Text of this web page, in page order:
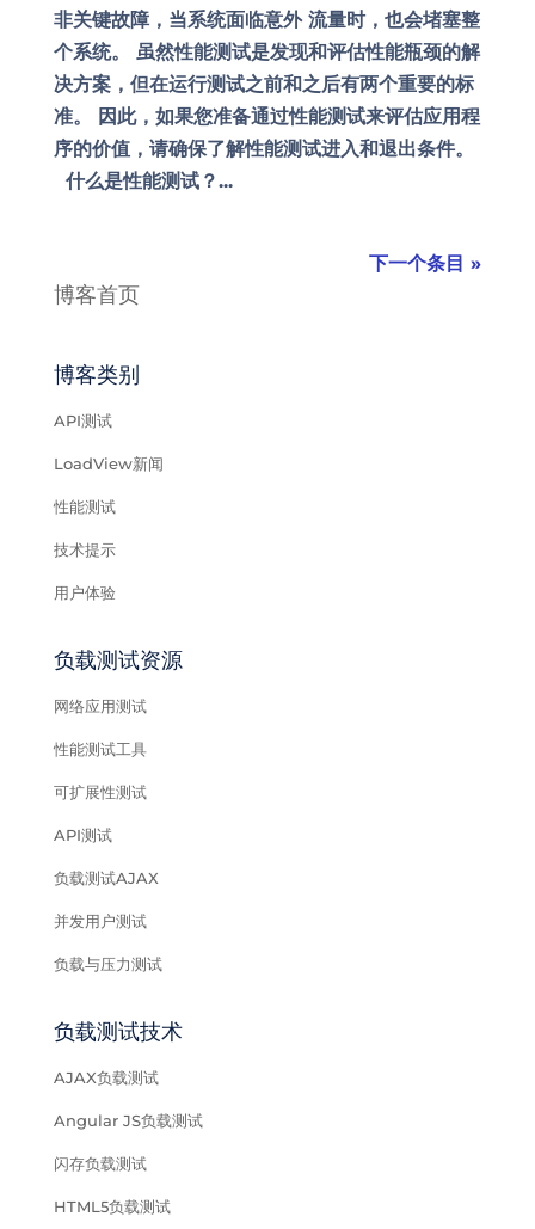
非关键故障，当系统面临意外 流量时，也会堵塞整
个系统。 虽然性能测试是发现和评估性能瓶颈的解
决方案，但在运行测试之前和之后有两个重要的标
准。 因此，如果您准备通过性能测试来评估应用程
序的价值，请确保了解性能测试进入和退出条件。
什么是性能测试？...
下一个条目 »
博客首页
博客类别
API测试
LoadView新闻
性能测试
技术提示
用户体验
负载测试资源
网络应用测试
性能测试工具
可扩展性测试
API测试
负载测试AJAX
并发用户测试
负载与压力测试
负载测试技术
AJAX负载测试
Angular JS负载测试
闪存负载测试
HTML5负载测试